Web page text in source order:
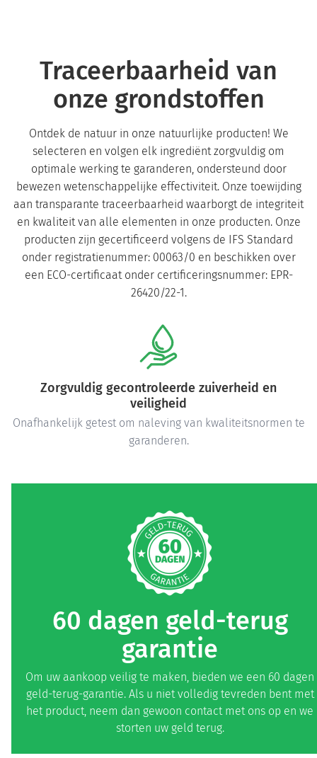
Traceerbaarheid van
onze grondstoffen
Ontdek de natuur in onze natuurlijke producten! We
selecteren en volgen elk ingrediënt zorgvuldig om
optimale werking te garanderen, ondersteund door
bewezen wetenschappelijke effectiviteit. Onze toewijding
aan transparante traceerbaarheid waarborgt de integriteit
en kwaliteit van alle elementen in onze producten. Onze
producten zijn gecertificeerd volgens de IFS Standard
onder registratienummer: 00063/0 en beschikken over
een ECO-certificaat onder certificeringsnummer: EPR-
26420/22-1.
Hoogwaardige ingrediënten
Zorgvuldig geselecteerde, pure ingrediënten.
60 dagen geld-terug
garantie
Om uw aankoop veilig te maken, bieden we een 60 dagen
geld-terug-garantie. Als u niet volledig tevreden bent met
het product, neem dan gewoon contact met ons op en we
storten uw geld terug.